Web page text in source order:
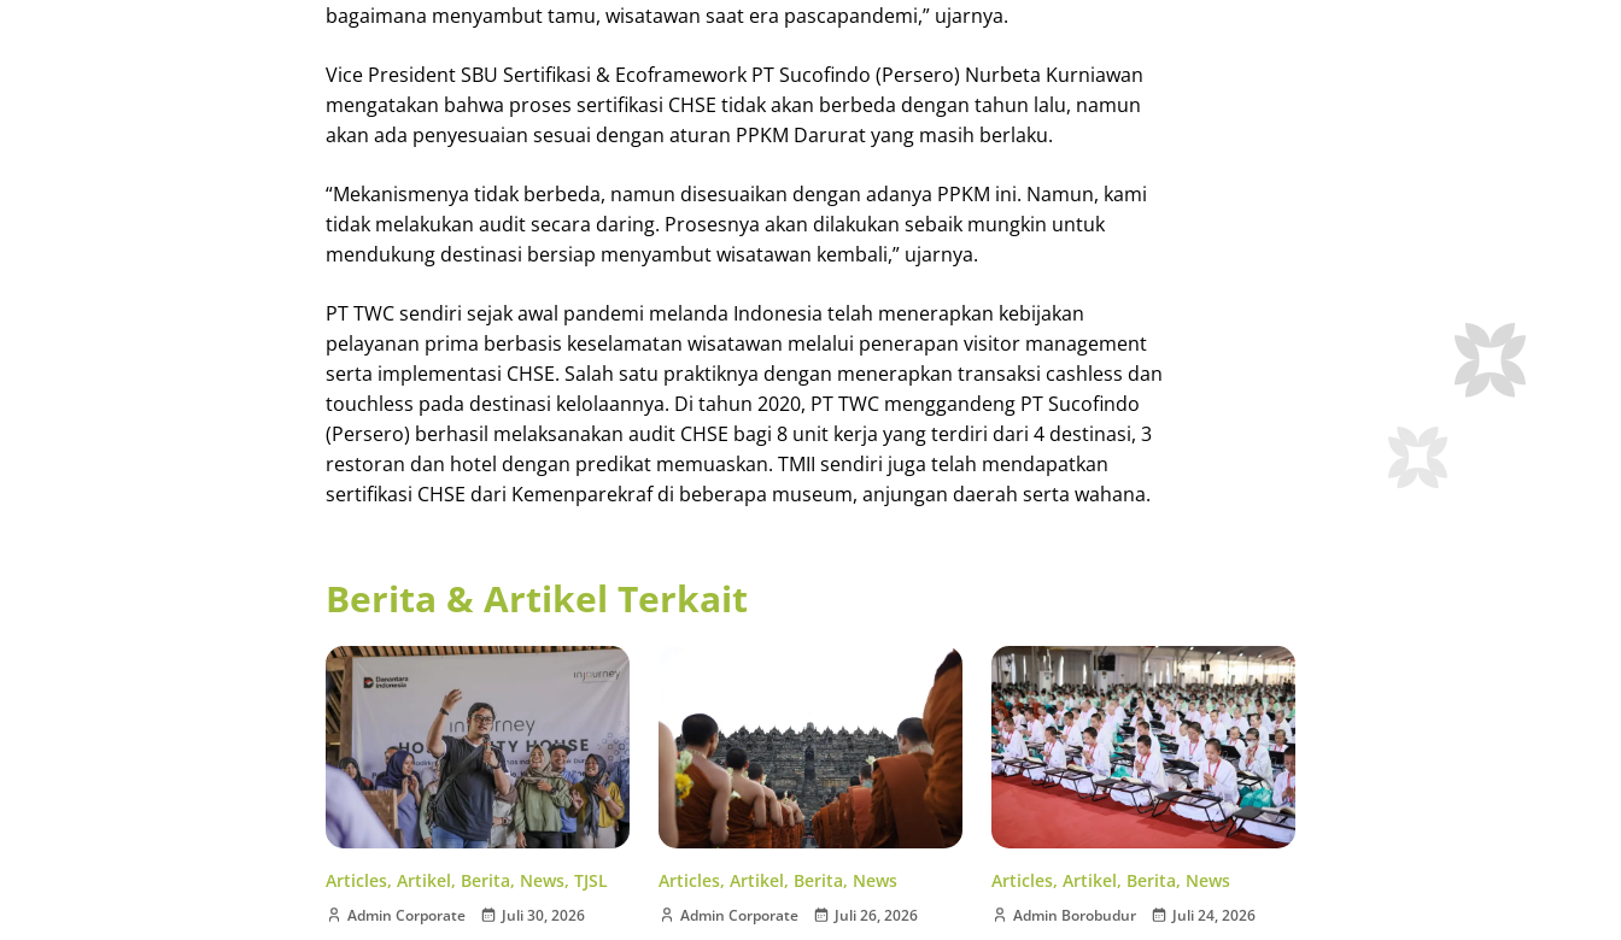
bagaimana menyambut tamu, wisatawan saat era pascapandemi,” ujarnya.
Vice President SBU Sertifikasi & Ecoframework PT Sucofindo (Persero) Nurbeta Kurniawan
mengatakan bahwa proses sertifikasi CHSE tidak akan berbeda dengan tahun lalu, namun
akan ada penyesuaian sesuai dengan aturan PPKM Darurat yang masih berlaku.
“Mekanismenya tidak berbeda, namun disesuaikan dengan adanya PPKM ini. Namun, kami
tidak melakukan audit secara daring. Prosesnya akan dilakukan sebaik mungkin untuk
mendukung destinasi bersiap menyambut wisatawan kembali,” ujarnya.
PT TWC sendiri sejak awal pandemi melanda Indonesia telah menerapkan kebijakan
pelayanan prima berbasis keselamatan wisatawan melalui penerapan visitor management
serta implementasi CHSE. Salah satu praktiknya dengan menerapkan transaksi cashless dan
touchless pada destinasi kelolaannya. Di tahun 2020, PT TWC menggandeng PT Sucofindo
(Persero) berhasil melaksanakan audit CHSE bagi 8 unit kerja yang terdiri dari 4 destinasi, 3
restoran dan hotel dengan predikat memuaskan. TMII sendiri juga telah mendapatkan
sertifikasi CHSE dari Kemenparekraf di beberapa museum, anjungan daerah serta wahana.
Berita & Artikel Terkait
Articles, Artikel, Berita, News, TJSL
Admin Corporate Juli 30, 2026
Articles, Artikel, Berita, News
Admin Corporate Juli 26, 2026
Articles, Artikel, Berita, News
Admin Borobudur Juli 24, 2026